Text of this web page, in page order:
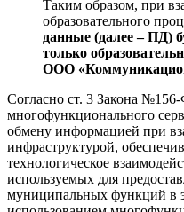
Таким образом, при
образовательного
данные (далее – ПД)
только
ООО
Согласно ст. 3 Закона
многофункционального
обмену информацией при
инфраструктурой,
технологическое
используемых для
муниципальных функций в